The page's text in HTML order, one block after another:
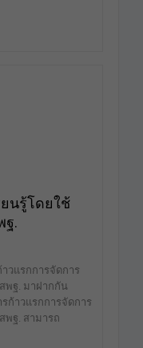
ยนรู้โดยใช้
ฐ.
วแรกการจัดการ
สพฐ. มาฝากกัน
ก้าวแรกการจัดการ
พฐ. สามารถ